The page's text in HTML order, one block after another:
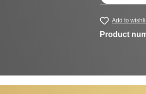
Add to
Product